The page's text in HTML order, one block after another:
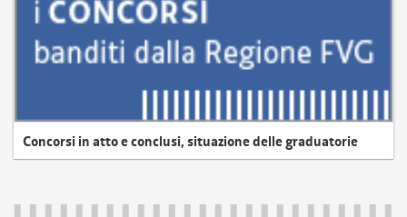
Concorsi in atto e conclusi, situazione delle graduatorie